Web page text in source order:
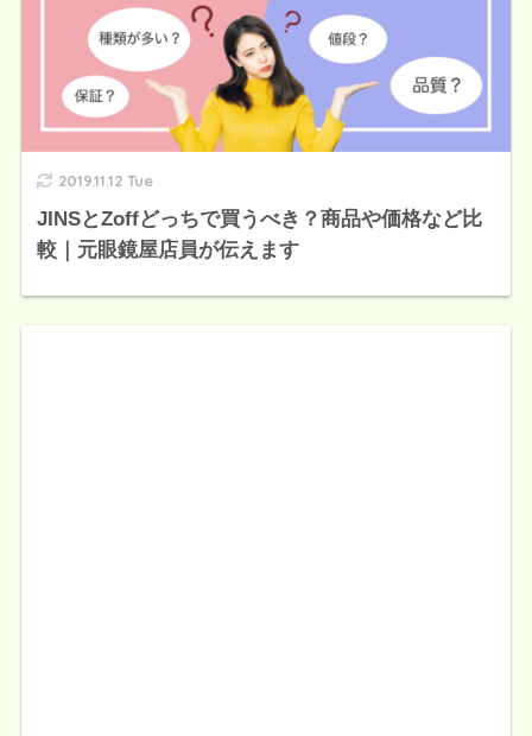
2019.11.12 Tue
JINSとZoffどっちで買うべき？商品や価格など比
較｜元眼鏡屋店員が伝えます